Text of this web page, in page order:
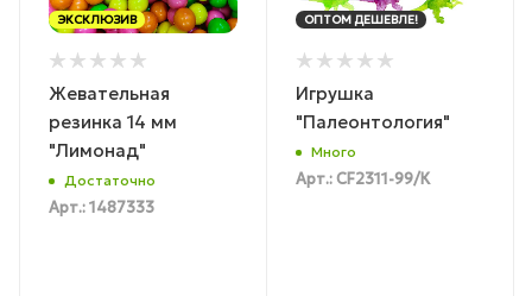
ЭКСКЛЮЗИВ
Жевательная
резинка 14 мм
"Лимонад"
Достаточно
Арт.: 1487333
ОПТОМ ДЕШЕВЛЕ!
Игрушка
"Палеонтология"
Много
Арт.: CF2311-99/К